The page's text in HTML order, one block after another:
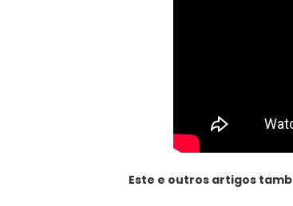
Este e outros artigos